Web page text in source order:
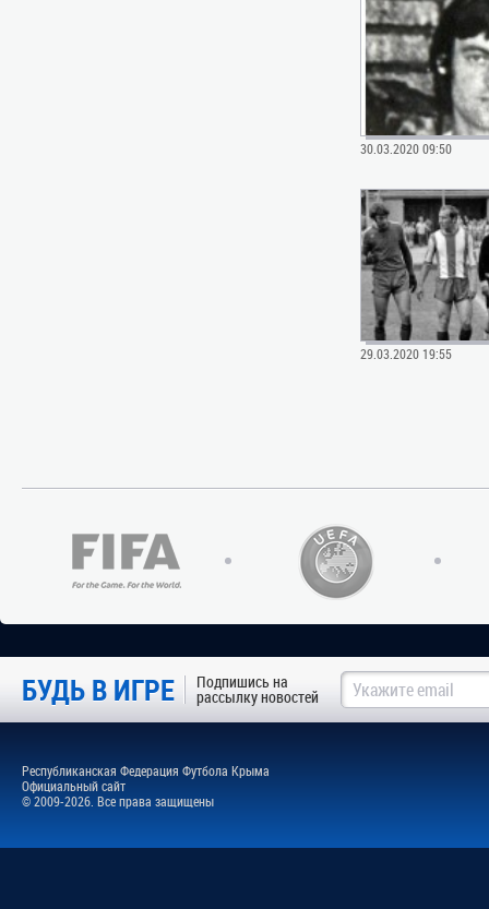
30.03.2020 09:50
29.03.2020 19:55
БУДЬ В ИГРЕ Подпишись на
рассылку новостей
Республиканская Федерация Футбола Крыма
Официальный сайт
© 2009-2026. Все права защищены